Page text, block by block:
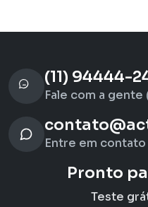
(11) 94444-
Fale com a gente
Entre em contato
Pronto
Teste